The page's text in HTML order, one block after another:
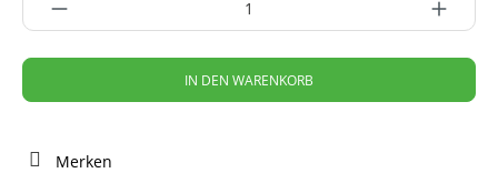
IN DEN WARENKORB
Merken